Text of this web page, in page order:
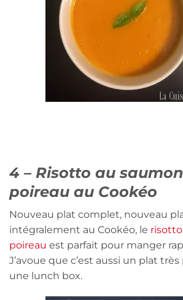
4 – Risotto au
poireau au Cookéo
Nouveau plat complet, nouveau
intégralement au Cookéo, le
poireau est parfait pour manger
J’avoue que c’est aussi un plat
une lunch box.